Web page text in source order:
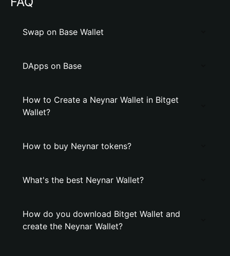
Swap on Base Wallet
DApps on Base
How to Create a Neynar Wallet in Bitget
Wallet?
How to buy Neynar tokens?
What's the best Neynar Wallet?
How do you download Bitget Wallet and
create the Neynar Wallet?